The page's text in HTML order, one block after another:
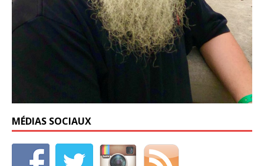
MÉDIAS SOCIAUX